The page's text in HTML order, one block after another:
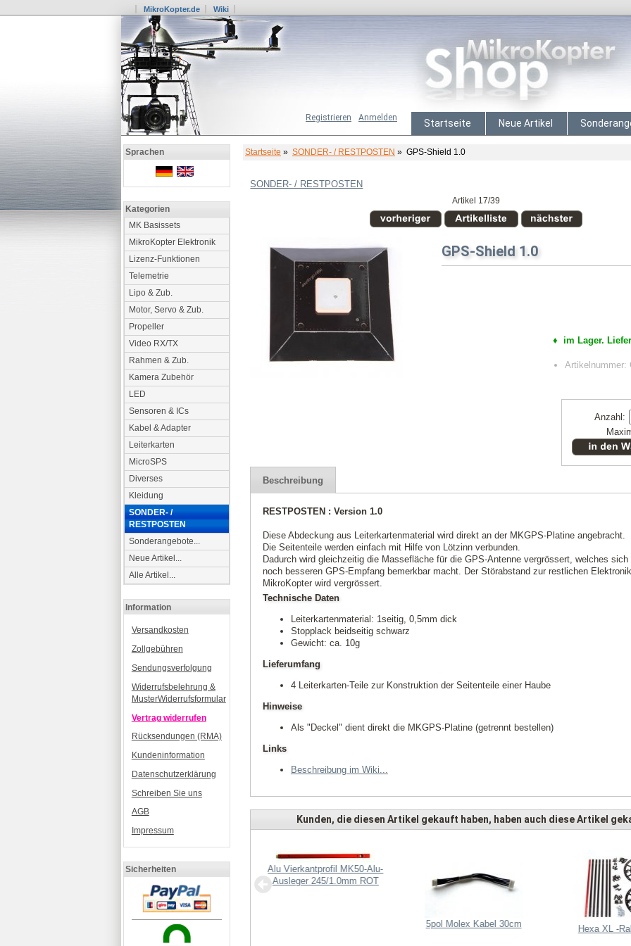
MikroKopter.de Wiki
Startseite Neue Artikel
Anmelden
Registrieren
Sprachen
Kategorien
MK Basissets
MikroKopter Elektronik
Lizenz-Funktionen
Telemetrie
Lipo & Zub.
Motor, Servo & Zub.
Propeller
Video RX/TX
Rahmen & Zub.
Kamera Zubehör
LED
Sensoren & ICs
Kabel & Adapter
Leiterkarten
MicroSPS
Diverses
Kleidung
SONDER- /
RESTPOSTEN
Sonderangebote...
Neue Artikel...
Alle Artikel...
Information
Versandkosten
Zollgebühren
Sendungsverfolgung
Widerrufsbelehrung &
MusterWiderrufsformular
Vertrag widerrufen
Rücksendungen (RMA)
Kundeninformation
Datenschutzerklärung
Schreiben Sie uns
AGB
Impressum
Sicherheiten
Startseite » SONDER- / RESTPOSTEN » GPS-Shield 1.0
SONDER- / RESTPOSTEN
Artikel 17/39
GPS-Shield 1.0
♦ im Lager.
Artikelnummer:
Anzahl:
Beschreibung
RESTPOSTEN : Version 1.0
Diese Abdeckung aus Leiterkartenmaterial wird direkt an der MKGPS-Platine angebracht.
Die Seitenteile werden einfach mit Hilfe von Lötzinn verbunden.
Dadurch wird gleichzeitig die Massefläche für die GPS-Antenne vergrössert, welches sich
noch besseren GPS-Empfang bemerkbar macht. Der Störabstand zur restlichen
MikroKopter wird vergrössert.
Technische Daten
Leiterkartenmaterial: 1seitig, 0,5mm dick
Stopplack beidseitig schwarz
Gewicht: ca. 10g
Lieferumfang
4 Leiterkarten-Teile zur Konstruktion der Seitenteile einer Haube
Hinweise
Als "Deckel" dient direkt die MKGPS-Platine (getrennt bestellen)
Links
Beschreibung im Wiki...
Kunden, die diesen Artikel gekauft haben, haben auch diese Artikel
MK30-Rahmenset (eloxiert)
Alu Vierkantprofil MK50-Alu-
Ausleger 245/1.0mm ROT
5pol Molex Kabel 30cm Hexa XL -